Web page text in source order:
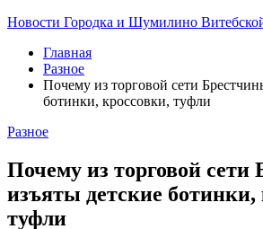
Новости Городка и Шумилино
Главная
Разное
Почему из торговой сети
ботинки, кроссовки, туфли
Разное
Почему из торговой сети
изъяты детские ботинки,
туфли